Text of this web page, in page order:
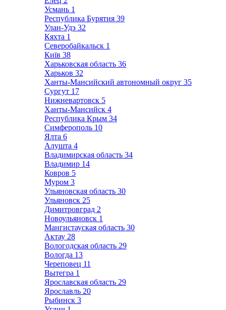
Усмань 1
Республика Бурятия 39
Улан-Удэ 32
Кяхта 1
Северобайкальск 1
Київ 38
Харьковская область 36
Харьков 32
Ханты-Мансийский автономный округ 35
Сургут 17
Нижневартовск 5
Ханты-Мансийск 4
Республика Крым 34
Симферополь 10
Ялта 6
Алушта 4
Владимирская область 34
Владимир 14
Ковров 5
Муром 3
Ульяновская область 30
Ульяновск 25
Димитровград 2
Новоульяновск 1
Мангистауская область 30
Актау 28
Вологодская область 29
Вологда 13
Череповец 11
Вытегра 1
Ярославская область 29
Ярославль 20
Рыбинск 3